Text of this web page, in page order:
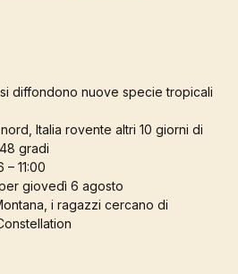
diffondono nuove specie tropicali
Italia rovente altri 10 giorni di
gradi
11:00
giovedì 6 agosto
i ragazzi cercano di